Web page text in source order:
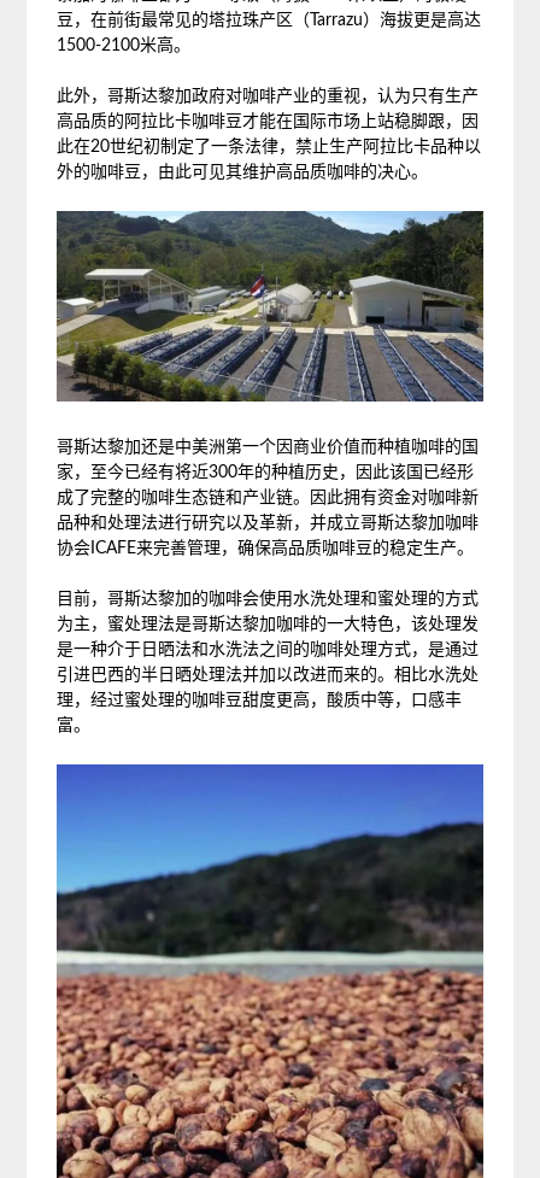
豆，在前街最常见的塔拉珠产区（Tarrazu）海拔更是高达
1500-2100米高。
此外，哥斯达黎加政府对咖啡产业的重视，认为只有生产
高品质的阿拉比卡咖啡豆才能在国际市场上站稳脚跟，因
此在20世纪初制定了一条法律，禁止生产阿拉比卡品种以
外的咖啡豆，由此可见其维护高品质咖啡的决心。
哥斯达黎加还是中美洲第一个因商业价值而种植咖啡的国
家，至今已经有将近300年的种植历史，因此该国已经形
成了完整的咖啡生态链和产业链。因此拥有资金对咖啡新
品种和处理法进行研究以及革新，并成立哥斯达黎加咖啡
协会ICAFE来完善管理，确保高品质咖啡豆的稳定生产。
目前，哥斯达黎加的咖啡会使用水洗处理和蜜处理的方式
为主，蜜处理法是哥斯达黎加咖啡的一大特色，该处理发
是一种介于日晒法和水洗法之间的咖啡处理方式，是通过
引进巴西的半日晒处理法并加以改进而来的。相比水洗处
理，经过蜜处理的咖啡豆甜度更高，酸质中等，口感丰
富。